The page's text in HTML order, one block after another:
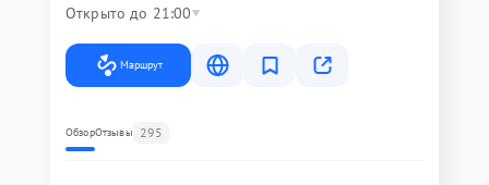
Открыто до 21:00
Маршрут
ОбзорОтзывы 295